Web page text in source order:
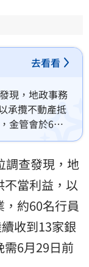
去看看
現，地政事務
承攬不動產抵
金管會於6月
發，依規定銀
調查發現，地
當利益，以
約60名行員
收到13家銀
6月29日前